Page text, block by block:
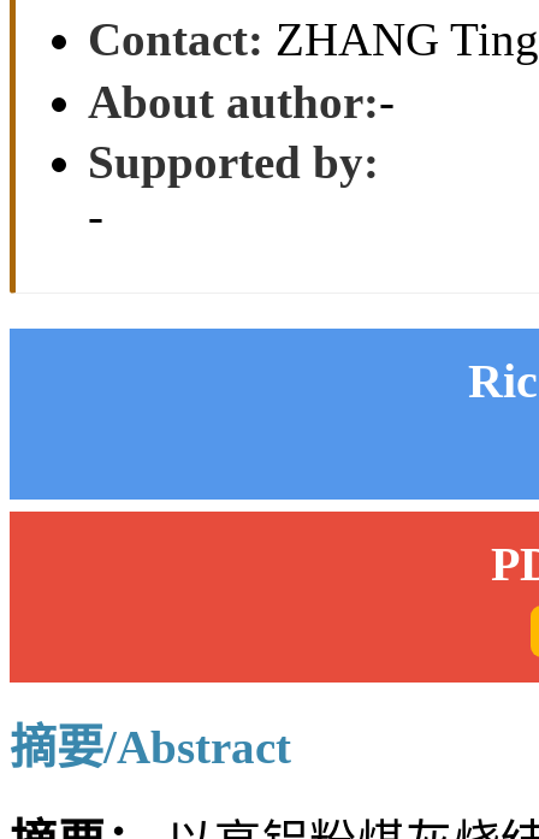
Contact: ZHANG
About author:-
Supported by:
-
摘要/Abstract